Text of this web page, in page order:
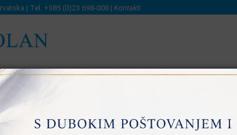
| Tel. +385 (0)23 698-008 | Kontakti